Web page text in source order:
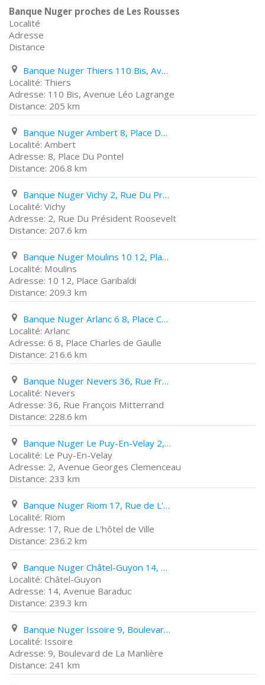
Banque Nuger proches de Les Rousses
Localité
Adresse
Distance
Banque Nuger Thiers 110 Bis, Avenue Léo Lagrange
Thiers
110 Bis, Avenue Léo Lagrange
205 km
Banque Nuger Ambert 8, Place Du Pontel
Ambert
8, Place Du Pontel
206.8 km
Banque Nuger Vichy 2, Rue Du Président Roosevelt
Vichy
2, Rue Du Président Roosevelt
207.6 km
Banque Nuger Moulins 10 12, Place Garibaldi
Moulins
10 12, Place Garibaldi
209.3 km
Banque Nuger Arlanc 6 8, Place Charles de Gaulle
Arlanc
6 8, Place Charles de Gaulle
216.6 km
Banque Nuger Nevers 36, Rue François Mitterrand
Nevers
36, Rue François Mitterrand
228.6 km
Banque Nuger Le Puy-En-Velay 2, Avenue Georges Clemenceau
Le Puy-En-Velay
2, Avenue Georges Clemenceau
233 km
Banque Nuger Riom 17, Rue de L'hôtel de Ville
Riom
17, Rue de L'hôtel de Ville
236.2 km
Banque Nuger Châtel-Guyon 14, Avenue Baraduc
Châtel-Guyon
14, Avenue Baraduc
239.3 km
Banque Nuger Issoire 9, Boulevard de La Manlière
Issoire
9, Boulevard de La Manlière
241 km